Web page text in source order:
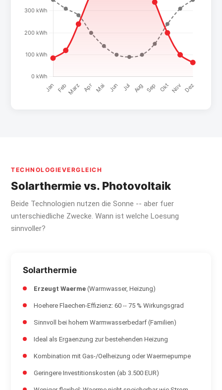
TECHNOLOGIEVERGLEICH
Solarthermie vs. Photovoltaik
Beide Technologien nutzen die Sonne -- aber fuer
unterschiedliche Zwecke. Wann ist welche Loesung
sinnvoller?
Solarthermie
Erzeugt Waerme (Warmwasser, Heizung)
Hoehere Flaechen-Effizienz: 60 -- 75 % Wirkungsgrad
Sinnvoll bei hohem Warmwasserbedarf (Familien)
Ideal als Ergaenzung zur bestehenden Heizung
Kombination mit Gas-/Oelheizung oder Waermepumpe
Geringere Investitionskosten (ab 3.500 EUR)